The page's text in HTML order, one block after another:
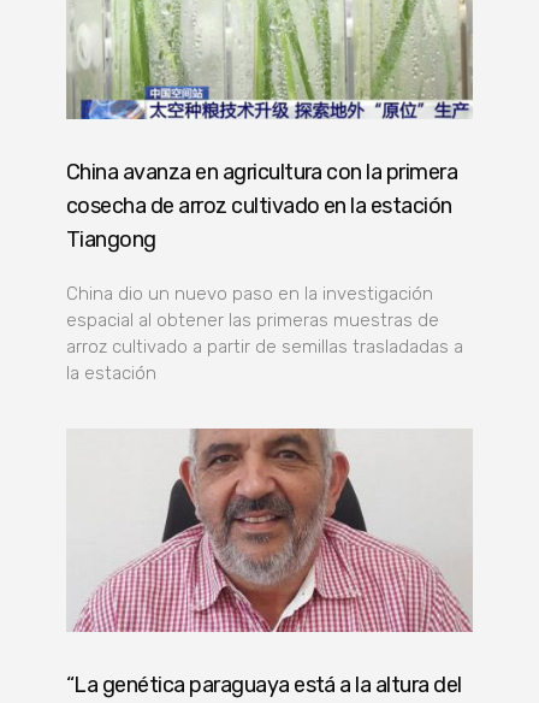
China avanza en agricultura con la primera
cosecha de arroz cultivado en la estación
Tiangong
China dio un nuevo paso en la investigación
espacial al obtener las primeras muestras de
arroz cultivado a partir de semillas trasladadas a
la estación
“La genética paraguaya está a la altura del